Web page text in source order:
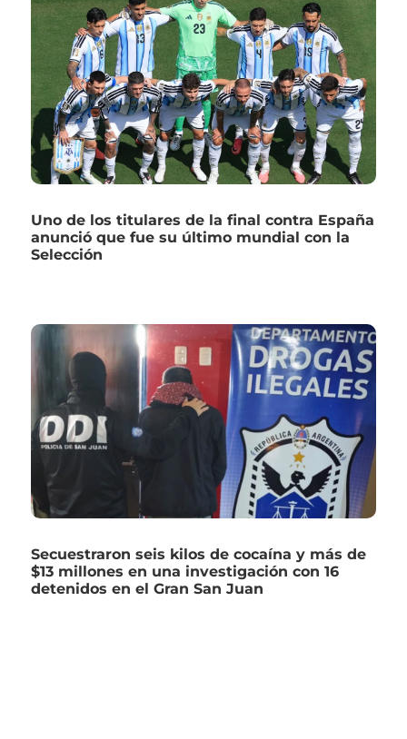
Uno de los titulares de la final contra España
anunció que fue su último mundial con la
Selección
Secuestraron seis kilos de cocaína y más de
$13 millones en una investigación con 16
detenidos en el Gran San Juan